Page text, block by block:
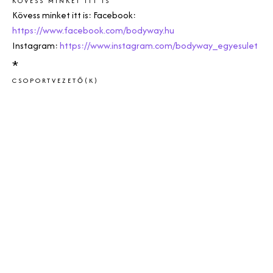
Kövess minket itt is: Facebook:
https://www.facebook.com/bodyway.hu
Instagram:https://www.instagram.com/bodyway_egyesulet
*
CSOPORTVEZETŐ(K)